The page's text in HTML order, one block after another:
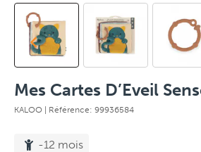
Mes Cartes D’Eveil
KALOO | Référence: 99936584
-12 mois